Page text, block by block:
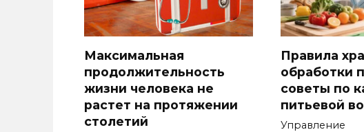
Максимальная
продолжительность
жизни человека не
растет на протяжении
столетий
Правила
обработки
советы по
питьевой
Управление